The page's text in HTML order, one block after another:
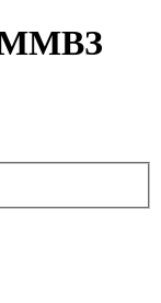
ММВЗ